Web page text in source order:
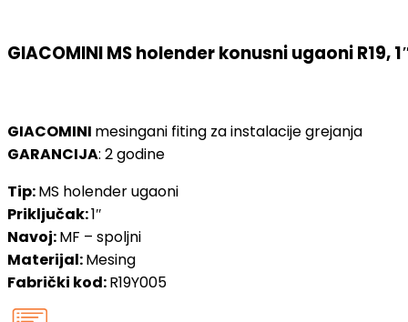
GIACOMINI MS holender konusni ugaoni R19,
GIACOMINI mesingani fiting za instalacije grejanja
GARANCIJA: 2 godine
Tip:MS holender ugaoni
Priključak:1″
Navoj:MF – spoljni
Materijal:Mesing
Fabrički kod:R19Y005